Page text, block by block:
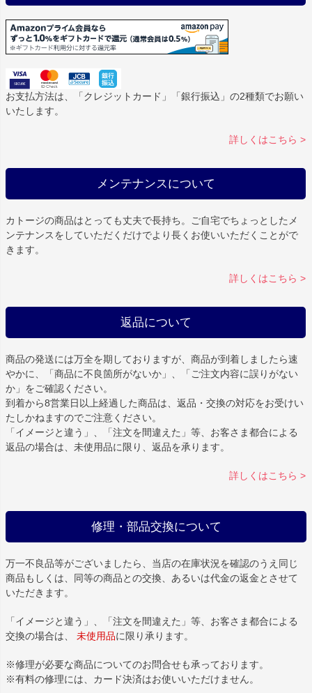
お支払方法は、「クレジットカード」「銀行振込」の2種類でお願い
いたします。
詳しくはこちら >
メンテナンスについて
カトージの商品はとっても丈夫で長持ち。ご自宅でちょっとしたメ
ンテナンスをしていただくだけでより長くお使いいただくことがで
きます。
詳しくはこちら >
返品について
商品の発送には万全を期しておりますが、商品が到着しましたら速
やかに、「商品に不良箇所がないか」、「ご注文内容に誤りがない
か」をご確認ください。
到着から8営業日以上経過した商品は、返品・交換の対応をお受けい
たしかねますのでご注意ください。
「イメージと違う」、「注文を間違えた」等、お客さま都合による
返品の場合は、未使用品に限り、返品を承ります。
詳しくはこちら >
修理・部品交換について
万一不良品等がございましたら、当店の在庫状況を確認のうえ同じ
商品もしくは、同等の商品との交換、あるいは代金の返金とさせて
いただきます。
「イメージと違う」、「注文を間違えた」等、お客さま都合による
交換の場合は、 未使用品に限り承ります。
※修理が必要な商品についてのお問合せも承っております。
※有料の修理には、カード決済はお使いいただけません。